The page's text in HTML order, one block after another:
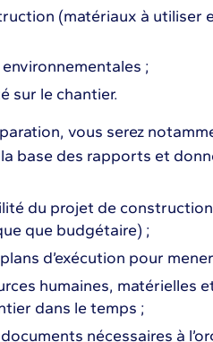
(matériaux à utiliser
;
sur le chantier.
vous serez
base des rapports et
du projet de
que budgétaire) ;
d’exécution pour
humaines, matérielles
dans le temps ;
nécessaires à